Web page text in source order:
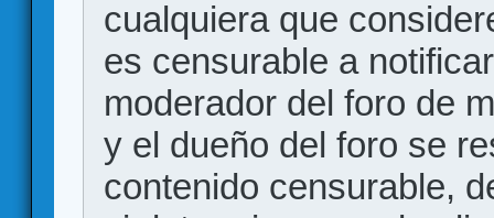
cualquiera que
es censurable a
moderador del foro de
y el dueño del foro se
contenido censurable,